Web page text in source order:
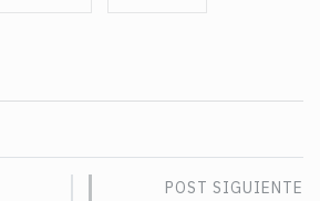
POST SIGUIENTE